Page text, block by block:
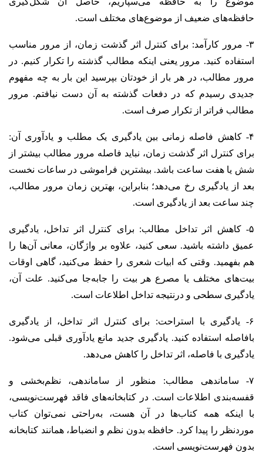
حافظه‌های ضعیف از موضوع‌های مختلف است.
۳- مرور کارآمد: برای کنترل اثر گذشت زمان، از مرور مناسب
استفاده کنید. مرور یعنی اینکه مطالب گذشته را تکرار کنیم. در
مرور مطالب، در هر بار از خودتان بپرسید این بار به چه مفهوم
جدیدی رسیدم که در دفعات گذشته به آن دست نیافتم. مرور
مطالب فراتر از تکرار صرف است.
۴- کاهش فاصله زمانی بین یادگیری یک مطلب و یادآوری آن:
برای کنترل اثر گذشت زمان، نباید فاصله مرور مطالب بیشتر از
شش یا هفت ساعت باشد. بیشترین فراموشی در ساعات نخست
بعد از یادگیری رخ می‌دهد؛ بنابراین، بهترین زمان مرور مطالب،
چند ساعت بعد از یادگیری است.
۵- کاهش اثر تداخل مطالب: برای کنترل اثر تداخل، یادگیری
عمیق داشته باشید. سعی کنید، علاوه بر واژگان، معانی آن‌ها را
هم بفهمید. وقتی که ابیات شعری را حفظ می‌کنید، گاهی اوقات
بیت‌های مختلف یا مصرع هر بیت را جابه‌جا می‌کنید. علت آن،
یادگیری سطحی و درنتیجه تداخل اطلاعات است.
۶- یادگیری با استراحت: برای کنترل اثر تداخل، از یادگیری
بافاصله استفاده کنید. یادگیری جدید مانع یادآوری قبلی می‌شود.
یادگیری با فاصله، اثر تداخل را کاهش می‌دهد.
۷- ساماندهی مطالب: منظور از ساماندهی، نظم‌بخشی و
قفسه‌بندی اطلاعات است. در کتابخانه‌های فاقد فهرست‌نویسی،
با اینکه همه کتاب‌ها در آن هست، به‌راحتی نمی‌توان کتاب
موردنظر را پیدا کرد. حافظه بدون نظم و انضباط، همانند کتابخانه
بدون فهرست‌نویسی است.